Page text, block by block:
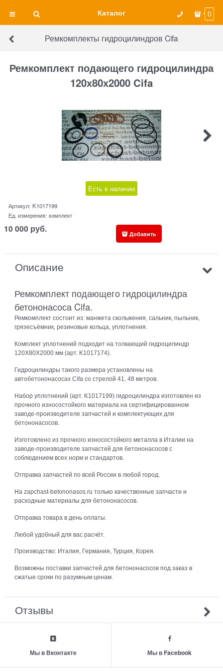
Каталог 0
Ремкомплекты гидроцилиндров Cifa
Ремкомплект подающего гидроцилиндра
120х80х2000 Cifa
Есть в наличии
Артикул: K1017199
Ед. измерения: комплект
10 000 руб. Добавить
Описание
Ремкомплект подающего гидроцилиндра
бетононасоса Cifa.
Ремкомплект состоит из: манжета скольжения, сальник, пыльник,
грязесъёмник, резиновые кольца, уплотнения.
Комплект уплотнений подходит на толкающий гидроцилиндр
120Х80Х2000 мм (арт. K1017174).
Гидроцилиндры такого размера установлены на
автобетононасосах Cifa со стрелой 41, 48 метров.
Набор уплотнений (арт. K1017199) гидроцилиндра изготовлен из
прочного износостойкого материала на сертифицированном
заводе-производителе запчастей и комплектующих для
бетононасосов.
Изготовлено из прочного износостойкого металла в Италии на
заводе-производителе запчастей для бетононасосов с
соблюдением всех норм и стандартов.
Отправка запчастей по всей России в любой город.
На zapchast-betononasos.ru только качественные запчасти и
расходные материалы для бетононасосов.
Отправка товара в день оплаты.
Любой удобный для вас расчёт.
Производство: Италия, Германия, Турция, Корея.
Возможны поставки запчастей для бетононасосов под заказ в
сжатые сроки по разумным ценам.
Отзывы
Мы в Вконтакте Мы в Facebook